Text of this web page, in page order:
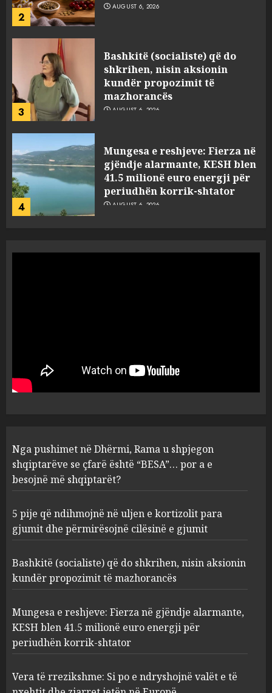
2
AUGUST 6, 2026
3
Bashkitë (socialiste) që do
shkrihen, nisin aksionin
kundër propozimit të
mazhorancës
AUGUST 6, 2026
4
Mungesa e reshjeve: Fierza në
gjëndje alarmante, KESH blen
41.5 milionë euro energji për
periudhën korrik-shtator
AUGUST 6, 2026
Vera të rrezikshme: Si po e
1
se çfarë është “BESA”… por a e
besojnë më shqiptarët?
AUGUST 6, 2026
2
kortizolit para gjumit dhe
përmirësojnë cilësinë e gjumit
AUGUST 6, 2026
3
Bashkitë (socialiste) që do
shkrihen, nisin aksionin
kundër propozimit të
mazhorancës
AUGUST 6, 2026
4
Mungesa e reshjeve: Fierza në
gjëndje alarmante, KESH blen
41.5 milionë euro energji për
AUGUST 6, 2026
Nga pushimet në Dhërmi, Rama u shpjegon
shqiptarëve se çfarë është “BESA”… por a e
besojnë më shqiptarët?
5 pije që ndihmojnë në uljen e kortizolit para
gjumit dhe përmirësojnë cilësinë e gjumit
Bashkitë (socialiste) që do shkrihen, nisin aksionin
kundër propozimit të mazhorancës
Mungesa e reshjeve: Fierza në gjëndje alarmante,
KESH blen 41.5 milionë euro energji për
periudhën korrik-shtator
Vera të rrezikshme: Si po e ndryshojnë valët e të